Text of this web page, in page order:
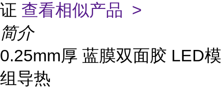
证 查看相似产品 >
简介
0.25mm厚 蓝膜双面胶 LED模
组导热